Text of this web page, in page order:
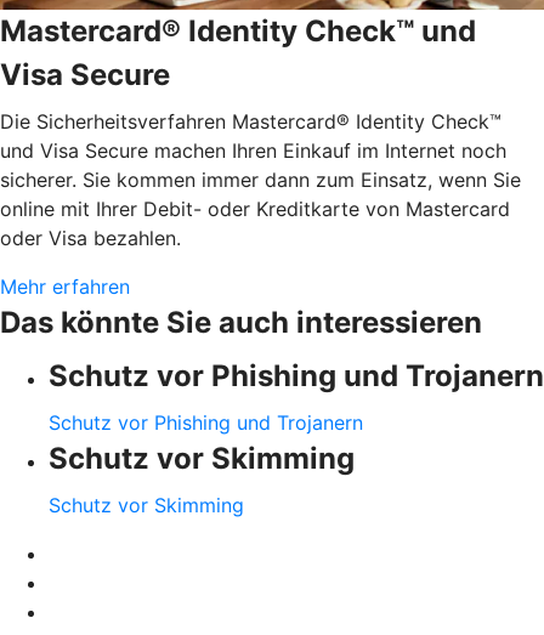
Mastercard® Identity Check™ und
Visa Secure
Die Sicherheitsverfahren Mastercard® Identity Check™
und Visa Secure machen Ihren Einkauf im Internet noch
sicherer. Sie kommen immer dann zum Einsatz, wenn Sie
online mit Ihrer Debit- oder Kreditkarte von Mastercard
oder Visa bezahlen.
Mehr erfahren
Das könnte Sie auch interessieren
Schutz vor Phishing und Trojanern
Schutz vor Phishing und Trojanern
Schutz vor Skimming
Schutz vor Skimming